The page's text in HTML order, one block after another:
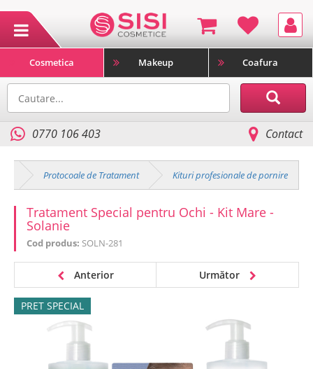
Cosmetica Makeup Coafura
0770 106 403 Contact
Protocoale de Tratament Kituri profesionale de pornire
Tratament Special pentru Ochi - Kit Mare -
Solanie
Cod produs: SOLN-281
Anterior Următor
PRET SPECIAL